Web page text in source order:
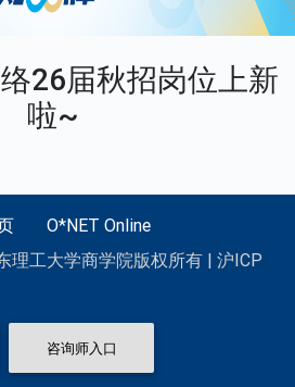
26届秋招岗位上新
啦~
O*NET Online
理工大学商学院版权所有 | 沪ICP
咨询师入口